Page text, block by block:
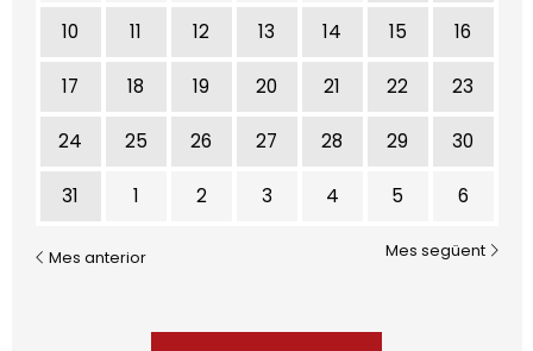
10 11 12 13 14 15 16
17 18 19 20 21 22 23
24 25 26 27 28 29 30
31 1 2 3 4 5 6
Mes anterior Mes següent